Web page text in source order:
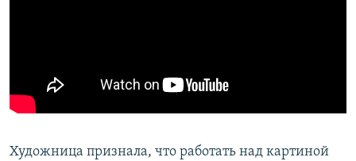
Художница признала, что работать над картиной